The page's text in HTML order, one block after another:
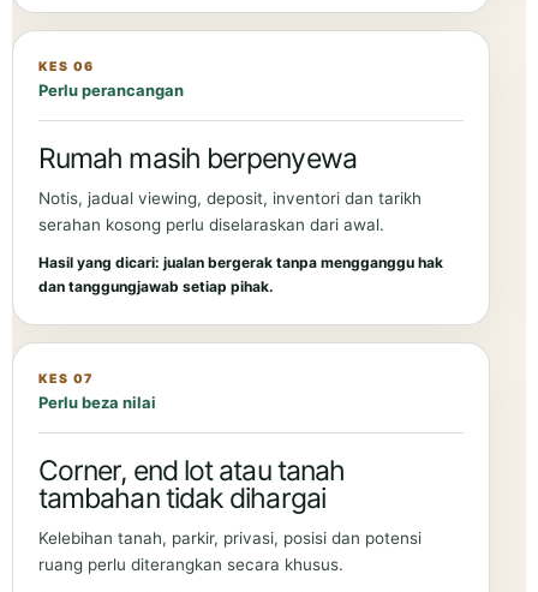
KES 06
Perlu perancangan
Rumah masih berpenyewa
Notis, jadual viewing, deposit, inventori dan tarikh
serahan kosong perlu diselaraskan dari awal.
Hasil yang dicari: jualan bergerak tanpa mengganggu hak
dan tanggungjawab setiap pihak.
KES 07
Perlu beza nilai
Corner, end lot atau tanah
tambahan tidak dihargai
Kelebihan tanah, parkir, privasi, posisi dan potensi
ruang perlu diterangkan secara khusus.